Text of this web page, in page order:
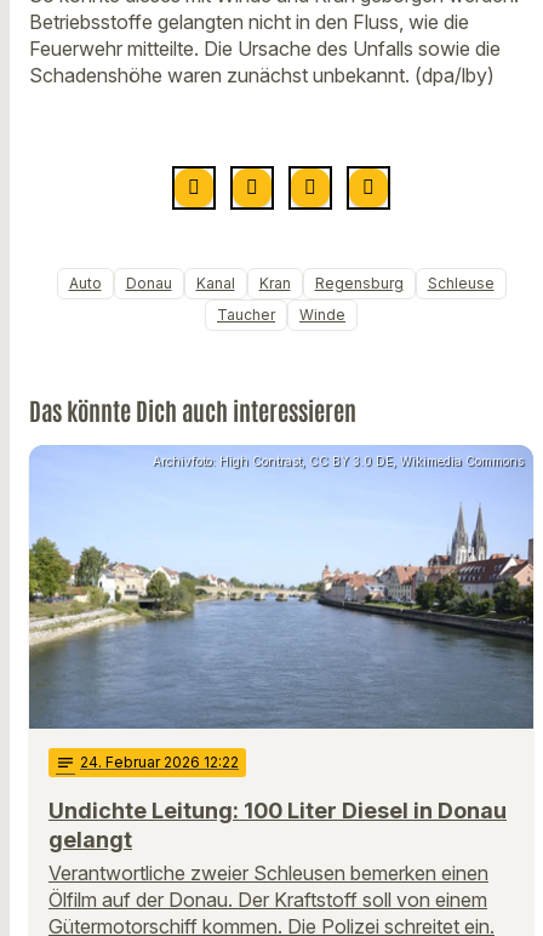
Betriebsstoffe gelangten nicht in den Fluss, wie die
Feuerwehr mitteilte. Die Ursache des Unfalls sowie die
Schadenshöhe waren zunächst unbekannt. (dpa/lby)
Auto Donau Kanal Kran Regensburg
Schleuse
Taucher
Winde
Das könnte Dich auch interessieren
Archivfoto: High Contrast, CC BY 3.0 DE, Wikimedia Commons
notes 24. Februar 2026 12:22
Undichte Leitung: 100 Liter Diesel in Donau
gelangt
Verantwortliche zweier Schleusen bemerken einen
Ölfilm auf der Donau. Der Kraftstoff soll von einem
Gütermotorschiff kommen. Die Polizei schreitet ein.